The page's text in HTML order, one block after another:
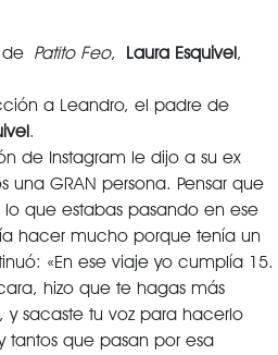
de Patito Feo, Laura Esquivel,
a Leandro, el padre de
.
de Instagram le dijo a su ex
una GRAN persona. Pensar que
que estabas pasando en ese
hacer mucho porque tenía un
«En ese viaje yo cumplía 15.
hizo que te hagas más
sacaste tu voz para hacerlo
tantos que pasan por esa